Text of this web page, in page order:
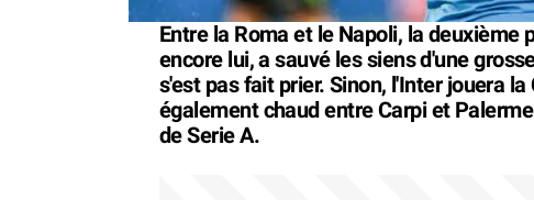
Entre la Roma et le Napoli, la deuxième
encore lui, a sauvé les siens d'une
s'est pas fait prier. Sinon, l'Inter jouera
également chaud entre Carpi et
de Serie A.